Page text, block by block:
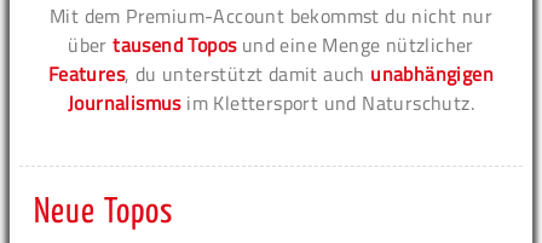
Mit dem Premium-Account bekommst du nicht nur
übertausend Toposund eine Menge nützlicher
Features, du unterstützt damit auch unabhängigen
Journalismusim Klettersport und Naturschutz.
Neue Topos